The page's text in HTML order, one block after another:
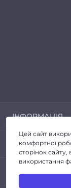
ІНФОРМАЦІЯ
Доставка та
Про магазин
Політика
Договір
Повернення
ПОПУЛЯРНЕ
Автозвук
Головні
Цей сайт
комфортної
сторінок
використання